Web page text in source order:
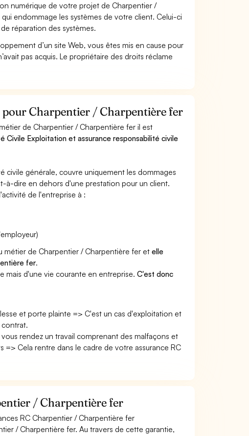
numérique de votre projet de Charpentier /
endommage les systèmes de votre client. Celui-ci
réparation des systèmes.
d’un site Web, vous êtes mis en cause pour
pas acquis. Le propriétaire des droits réclame
Charpentier / Charpentière fer
de Charpentier / Charpentière fer il est
Civile Exploitation et assurance responsabilité civile
civile générale, couvre uniquement les dommages
à-dire en dehors d'une prestation pour un client.
de l'entreprise à :
métier de Charpentier / Charpentière fer etelle
fer.
mais d'une vie courante en entreprise.C'est donc
et porte plainte => C'est un cas d'exploitation et
contrat.
rendez un travail comprenant des malfaçons et
Cela rentre dans le cadre de votre assurance RC
/ Charpentière fer
RC Charpentier / Charpentière fer
/ Charpentière fer. Au travers de cette garantie,